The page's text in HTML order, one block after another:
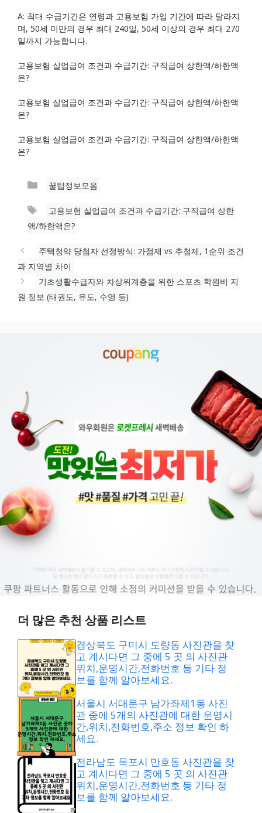
A: 최대 수급기간은 연령과 고용보험 가입 기간에 따라 달라지
며, 50세 미만의 경우 최대 240일, 50세 이상의 경우 최대 270
일까지 가능합니다.
고용보험 실업급여 조건과 수급기간: 구직급여 상한액/하한액
은?
고용보험 실업급여 조건과 수급기간: 구직급여 상한액/하한액
은?
고용보험 실업급여 조건과 수급기간: 구직급여 상한액/하한액
은?
카
고
리
꿀팁정보모음
태
그
고용보험 실업급여 조건과 수급기간: 구직급여 상한
액/하한액은?
주택청약 당첨자 선정방식: 가점제 vs 추첨제, 1순위 조건
과 지역별 차이
기초생활수급자와 차상위계층을 위한 스포츠 학원비 지
원 정보 (태권도, 유도, 수영 등)
더 많은 추천 상품 리스트
경상북도 구미시 도량동 사진관을 찾
고 계시다면 그 중에 5 곳 의 사진관
위치,운영시간,전화번호 등 기타 정
보를 함께 알아보세요.
서울시 서대문구 남가좌제1동 사진
관 중에 5개의 사진관에 대한 운영시
간,위치,전화번호,주소 정보 확인 하
세요.
전라남도 목포시 만호동 사진관을 찾
고 계시다면 그 중에 5 곳 의 사진관
위치,운영시간,전화번호 등 기타 정
보를 함께 알아보세요.